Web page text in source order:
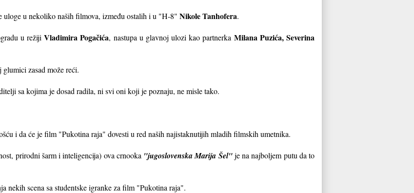
uloge u nekoliko naših filmova, između ostalih i u "H-8" Nikole Tanhofera.
u režijiVladimira Pogačića, nastupa u glavnoj ulozi kao partnerka Milana Puzića, Severina
zasad može reći.
sa kojima je dosad radila, ni svi oni koji je poznaju, ne misle tako.
i da će je film "Pukotina raja" dovesti u red naših najistaknutijih mladih filmskih umetnika.
prirodni šarm i inteligencija) ova crnooka "jugoslovenska Marija Šel"je na najboljem putu da to
nekih scena sa studentske igranke za film "Pukotina raja".